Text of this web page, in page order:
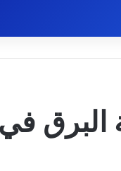
البرق في